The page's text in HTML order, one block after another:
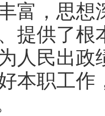
富，思想
提供了根
人民出
本职工作